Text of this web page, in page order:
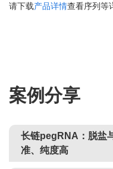
请下载产品详情查看序列等
案例分享
长链pegRNA：脱盐
准、纯度高